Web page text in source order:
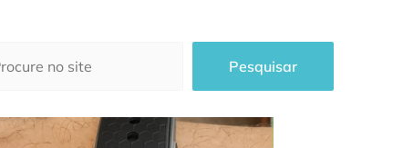
Pesquisar